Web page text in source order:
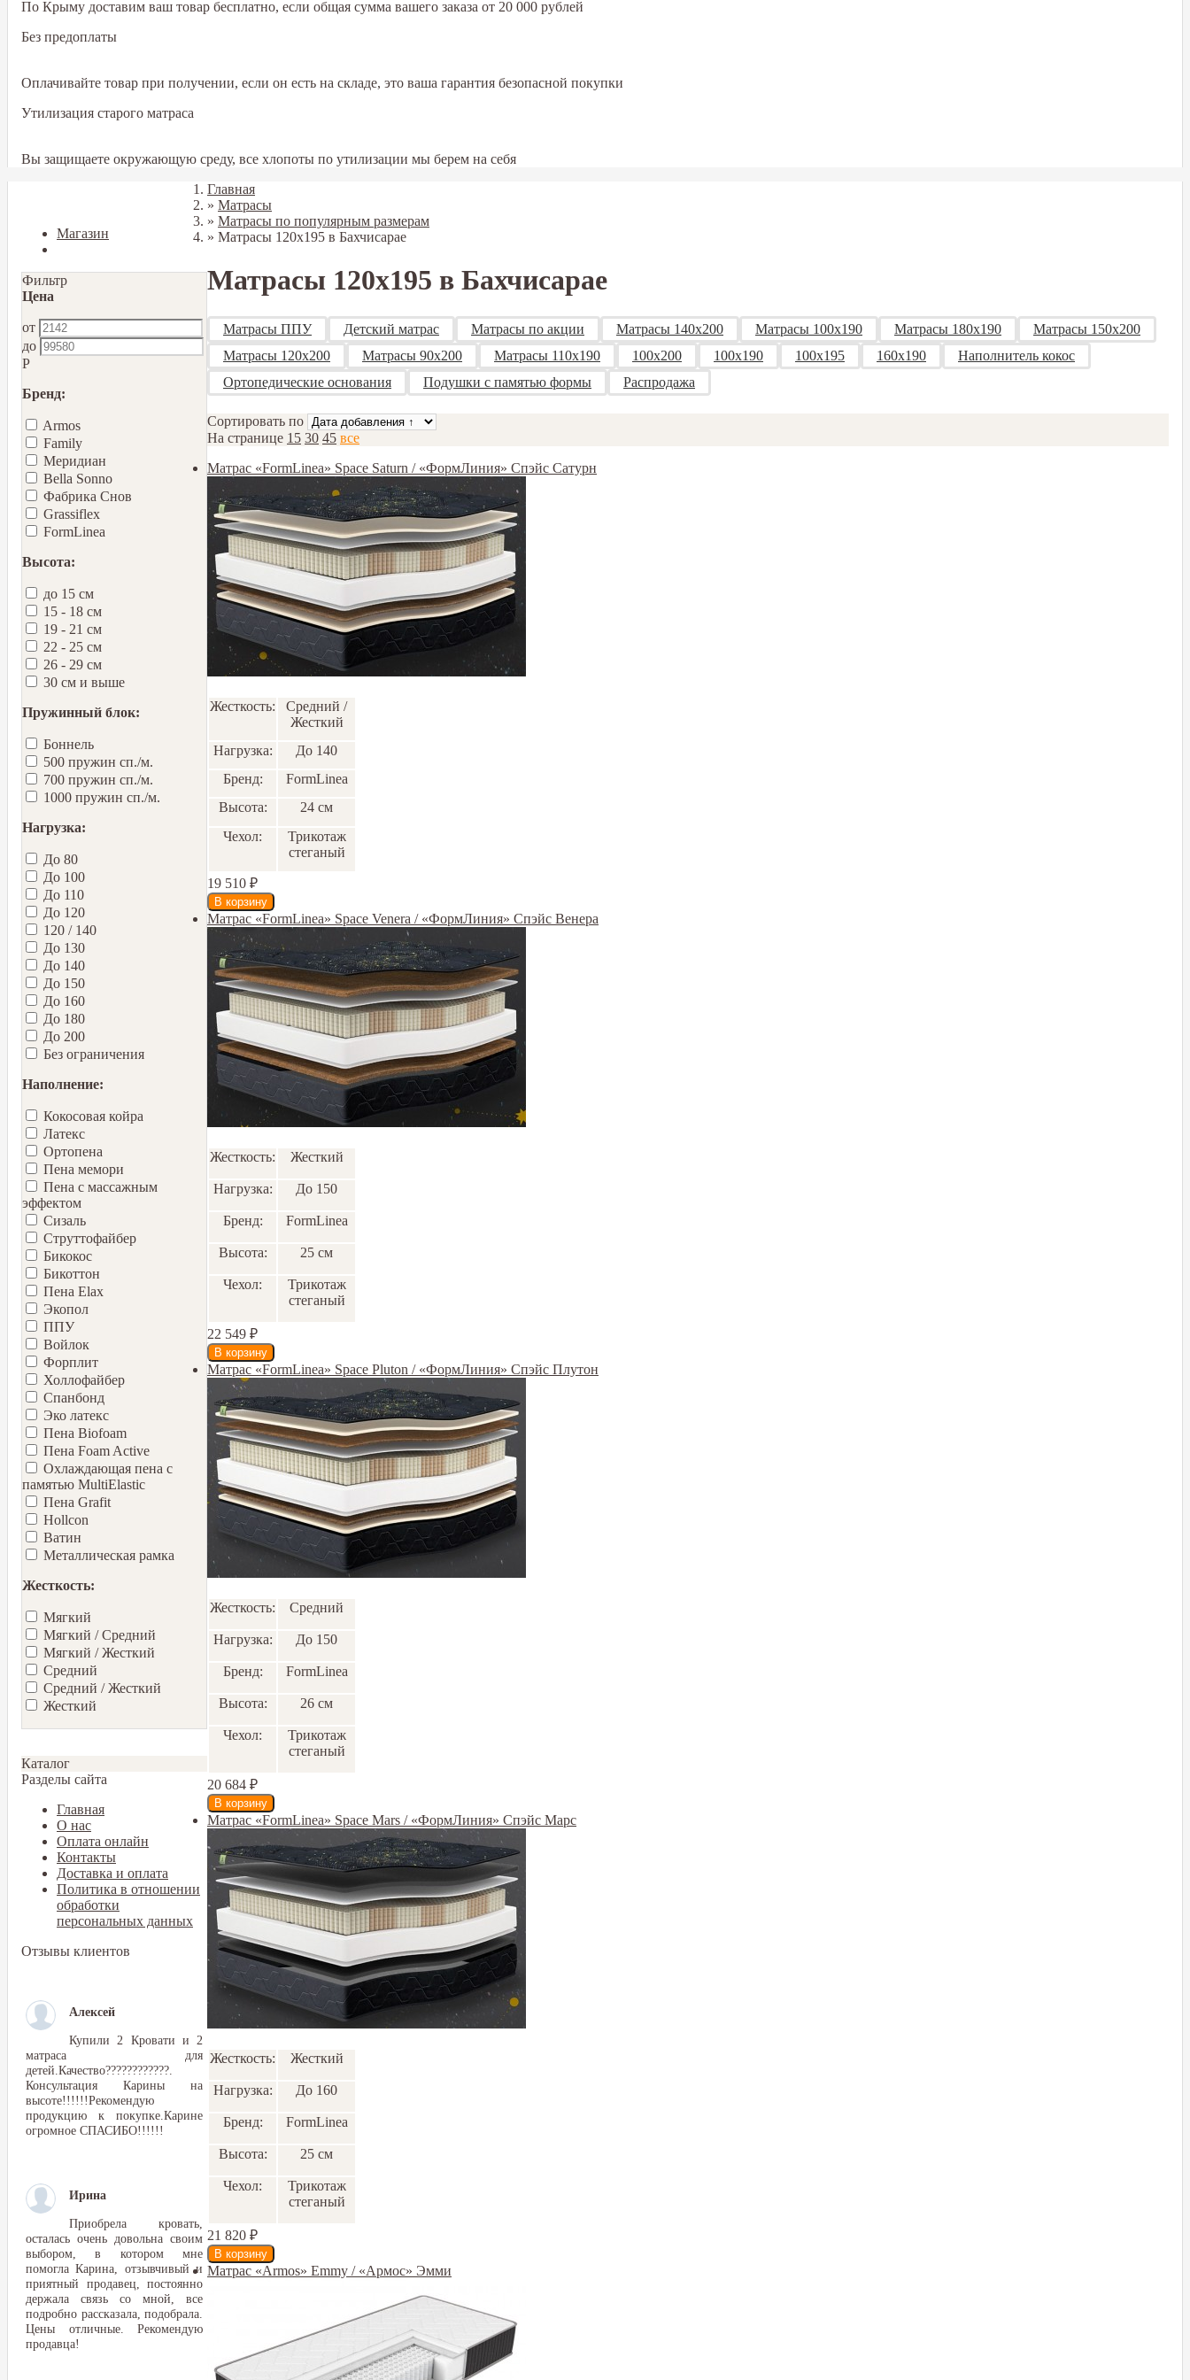
По Крыму доставим ваш товар бесплатно, если общая сумма вашего заказа от 20 000 рублей
Без предоплаты
Оплачивайте товар при получении, если он есть на складе, это ваша гарантия безопасной покупки
Утилизация старого матраса
Вы защищаете окружающую среду, все хлопоты по утилизации мы берем на себя
Магазин
Фильтр
Цена
от
до
Р
Бренд:
Armos
Family
Меридиан
Bella Sonno
Фабрика Снов
Grassiflex
FormLinea
Высота:
до 15 см
15 - 18 см
19 - 21 см
22 - 25 см
26 - 29 см
30 см и выше
Пружинный блок:
Боннель
500 пружин сп./м.
700 пружин сп./м.
1000 пружин сп./м.
Нагрузка:
До 80
До 100
До 110
До 120
120 / 140
До 130
До 140
До 150
До 160
До 180
До 200
Без ограничения
Наполнение:
Кокосовая койра
Латекс
Ортопена
Пена мемори
Пена с массажным
эффектом
Сизаль
Струттофайбер
Бикокос
Бикоттон
Пена Elax
Экопол
ППУ
Войлок
Форплит
Холлофайбер
Спанбонд
Эко латекс
Пена Biofoam
Пена Foam Active
Охлаждающая пена с
памятью MultiElastic
Пена Grafit
Hollcon
Ватин
Металлическая рамка
Жесткость:
Мягкий
Мягкий / Средний
Мягкий / Жесткий
Средний
Средний / Жесткий
Жесткий
Каталог
Разделы сайта
Главная
О нас
Оплата онлайн
Контакты
Доставка и оплата
Политика в отношении
обработки
персональных данных
Отзывы клиентов
Алексей
Купили 2 Кровати и 2
матраса для
детей.Качество????????????.
Консультация Карины на
высоте!!!!!!Рекомендую
продукцию к покупке.Карине
огромное СПАСИБО!!!!!!
Ирина
Приобрела кровать,
осталась очень довольна своим
выбором, в котором мне
помогла Карина, отзывчивый и
приятный продавец, постоянно
держала связь со мной, все
подробно рассказала, подобрала.
Цены отличные. Рекомендую
продавца!
Главная
» Матрасы
» Матрасы по популярным размерам
» Матрасы 120х195 в Бахчисарае
Матрасы 120х195 в Бахчисарае
Матрасы ППУ Детский матрас Матрасы по акции Матрасы 140х200 Матрасы 100x190 Матрасы 180x190
Матрасы 150x200
Матрасы 120x200
Матрасы 90х200 Матрасы 110x190 100x200 100x190 100х195 160x190
Наполнитель кокос
Ортопедические основания
Подушки с памятью формы Распродажа
Сортировать по
На странице 15 30 45 все
Матрас «FormLinea» Space Saturn / «ФормЛиния» Спэйс Сатурн
Жесткость:
Средний /
Жесткий
Нагрузка:
До 140
Бренд:
FormLinea
Высота:
24 см
Чехол:
Трикотаж
стеганый
19 510 ₽
Матрас «FormLinea» Space Venera / «ФормЛиния» Спэйс Венера
Жесткость: Жесткий
Нагрузка: До 150
Бренд: FormLinea
Высота: 25 см
Чехол:
Трикотаж
стеганый
22 549 ₽
Матрас «FormLinea» Space Pluton / «ФормЛиния» Спэйс Плутон
Жесткость: Средний
Нагрузка: До 150
Бренд: FormLinea
Высота: 26 см
Чехол:
Трикотаж
стеганый
20 684 ₽
Матрас «FormLinea» Space Mars / «ФормЛиния» Спэйс Марс
Жесткость: Жесткий
Нагрузка: До 160
Бренд: FormLinea
Высота: 25 см
Чехол:
Трикотаж
стеганый
21 820 ₽
Матрас «Armos» Emmy / «Армос» Эмми